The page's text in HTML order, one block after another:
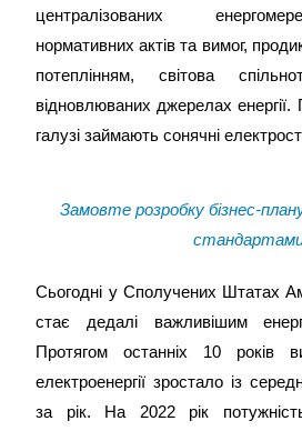
централізованих
нормативних актів та вимог,
потеплінням, світова
відновлюваних джерелах енергії.
галузі займають сонячні
Замовте розробку бізнес-
Сьогодні у Сполучених Штатах
стає дедалі важливішим
Протягом останніх 10 років
електроенергії зростало із
за рік. На 2022 рік